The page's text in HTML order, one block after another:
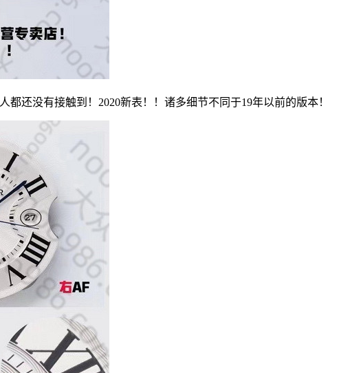
还没有接触到！2020新表！！诸多细节不同于19年以前的版本！